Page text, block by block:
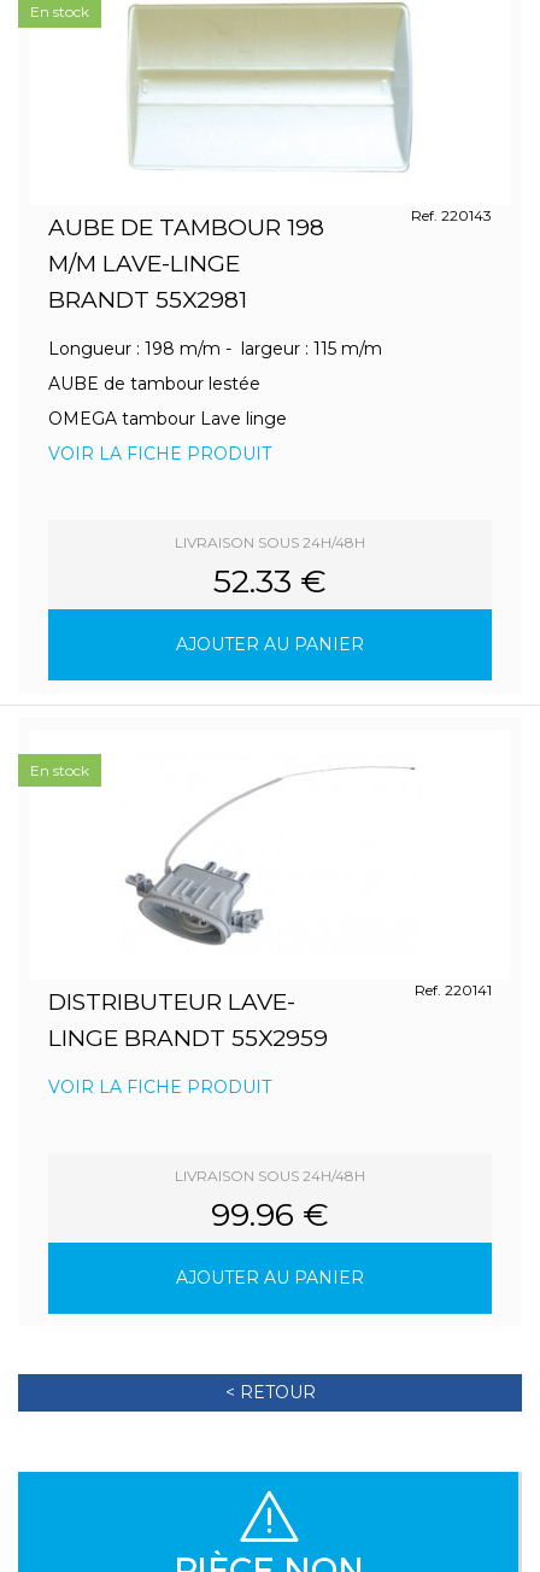
AUBE DE TAMBOUR 198
M/M LAVE-LINGE
BRANDT 55X2981
Ref. 220143
Longueur : 198 m/m - largeur : 115 m/m
AUBE de tambour lestée
OMEGA tambour Lave linge
VOIR LA FICHE PRODUIT
LIVRAISON SOUS 24H/48H
52.33 €
AJOUTER AU PANIER
En stock
DISTRIBUTEUR LAVE-
LINGE BRANDT 55X2959
Ref. 220141
VOIR LA FICHE PRODUIT
LIVRAISON SOUS 24H/48H
99.96 €
AJOUTER AU PANIER
En stock
< RETOUR